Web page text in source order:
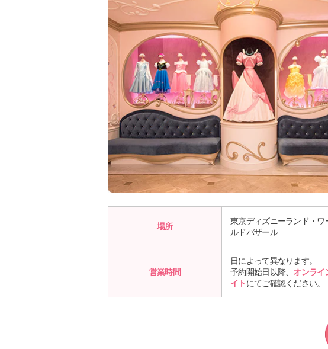
場所
東京ディズニーランド・ワ
ルドバザール
営業時間
日によって異なります。
予約開始日以降、 オンライ
イト にてご確認ください。